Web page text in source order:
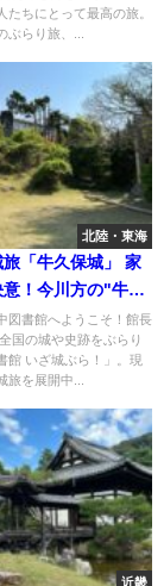
たちにとって最高の旅。
ぶらり旅、...
北陸・東海
「牛久保城」 家
意！今川方の"牛久
図書館へようこそ！館長
国の城や史跡をぶらり
館 いざ城ぶら！」。現
旅を展開中...
近畿